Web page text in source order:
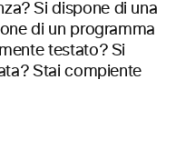
Si dispone di una
di un programma
testato? Si
Stai compiente